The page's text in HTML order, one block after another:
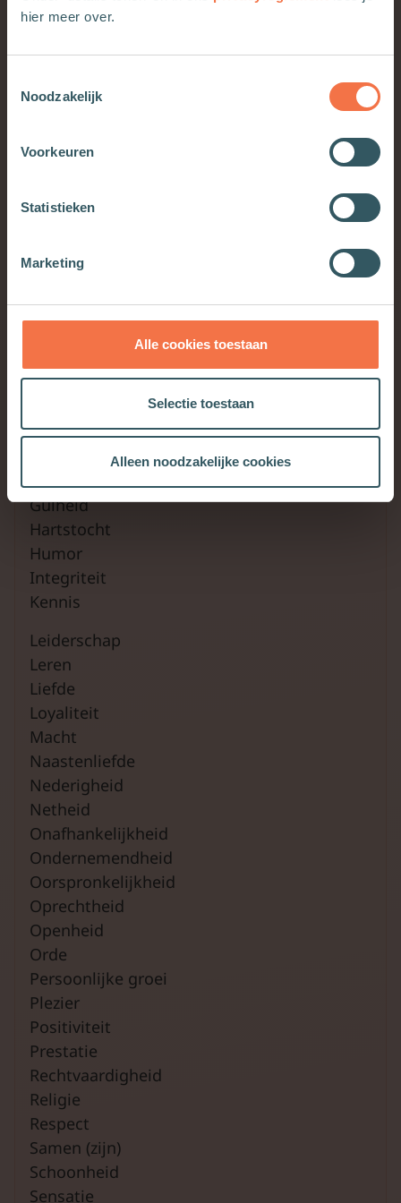
hier meer over.
Noodzakelijk
Voorkeuren
Statistieken
Marketing
Alle cookies toestaan
Selectie toestaan
Alleen noodzakelijke cookies
waarden
Bescheidenheid
Creativiteit
Echtheid
Eerlijkheid
Erkenning
Geld
Gerechtigheid
Gevoeligheid
Groei
Gulheid
Hartstocht
Humor
Integriteit
Kennis
Leiderschap
Leren
Liefde
Loyaliteit
Macht
Naastenliefde
Nederigheid
Netheid
Onafhankelijkheid
Ondernemendheid
Oorspronkelijkheid
Oprechtheid
Openheid
Orde
Persoonlijke groei
Plezier
Positiviteit
Prestatie
Rechtvaardigheid
Religie
Respect
Samen (zijn)
Schoonheid
Sensatie